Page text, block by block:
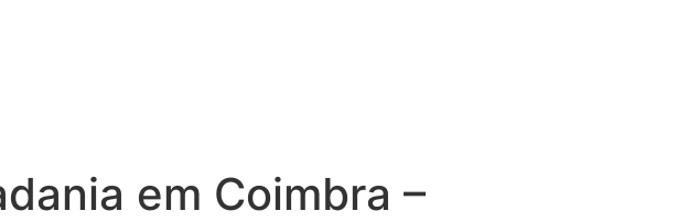
em Coimbra –